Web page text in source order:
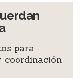
para
coordinación